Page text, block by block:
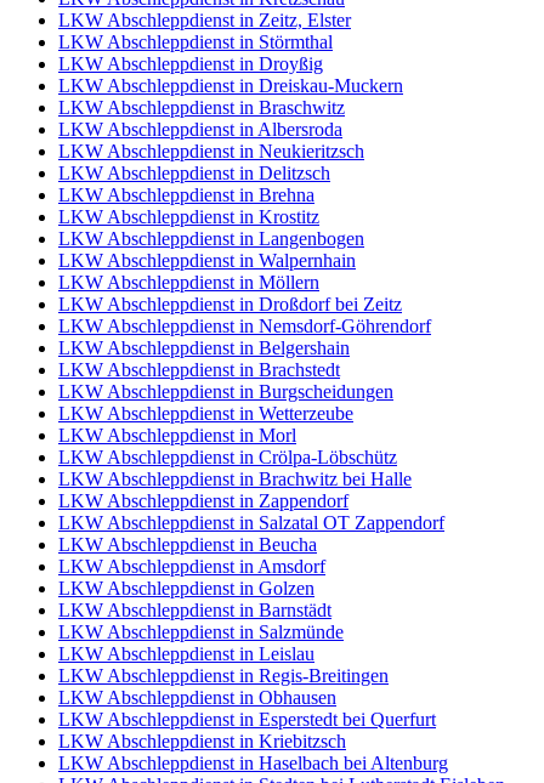
LKW Abschleppdienst in Zeitz, Elster
LKW Abschleppdienst in Störmthal
LKW Abschleppdienst in Droyßig
LKW Abschleppdienst in Dreiskau-Muckern
LKW Abschleppdienst in Braschwitz
LKW Abschleppdienst in Albersroda
LKW Abschleppdienst in Neukieritzsch
LKW Abschleppdienst in Delitzsch
LKW Abschleppdienst in Brehna
LKW Abschleppdienst in Krostitz
LKW Abschleppdienst in Langenbogen
LKW Abschleppdienst in Walpernhain
LKW Abschleppdienst in Möllern
LKW Abschleppdienst in Droßdorf bei Zeitz
LKW Abschleppdienst in Nemsdorf-Göhrendorf
LKW Abschleppdienst in Belgershain
LKW Abschleppdienst in Brachstedt
LKW Abschleppdienst in Burgscheidungen
LKW Abschleppdienst in Wetterzeube
LKW Abschleppdienst in Morl
LKW Abschleppdienst in Crölpa-Löbschütz
LKW Abschleppdienst in Brachwitz bei Halle
LKW Abschleppdienst in Zappendorf
LKW Abschleppdienst in Salzatal OT Zappendorf
LKW Abschleppdienst in Beucha
LKW Abschleppdienst in Amsdorf
LKW Abschleppdienst in Golzen
LKW Abschleppdienst in Barnstädt
LKW Abschleppdienst in Salzmünde
LKW Abschleppdienst in Leislau
LKW Abschleppdienst in Regis-Breitingen
LKW Abschleppdienst in Obhausen
LKW Abschleppdienst in Esperstedt bei Querfurt
LKW Abschleppdienst in Kriebitzsch
LKW Abschleppdienst in Haselbach bei Altenburg